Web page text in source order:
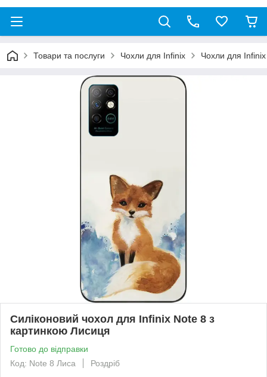
Товари та послуги Чохли для Infinix Чохли для
Силіконовий чохол для Infinix Note 8 з
картинкою Лисиця
Готово до відправки
Код: Note 8 Лиса
Роздріб